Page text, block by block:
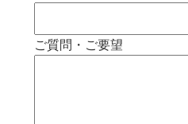
ご質問・ご要望